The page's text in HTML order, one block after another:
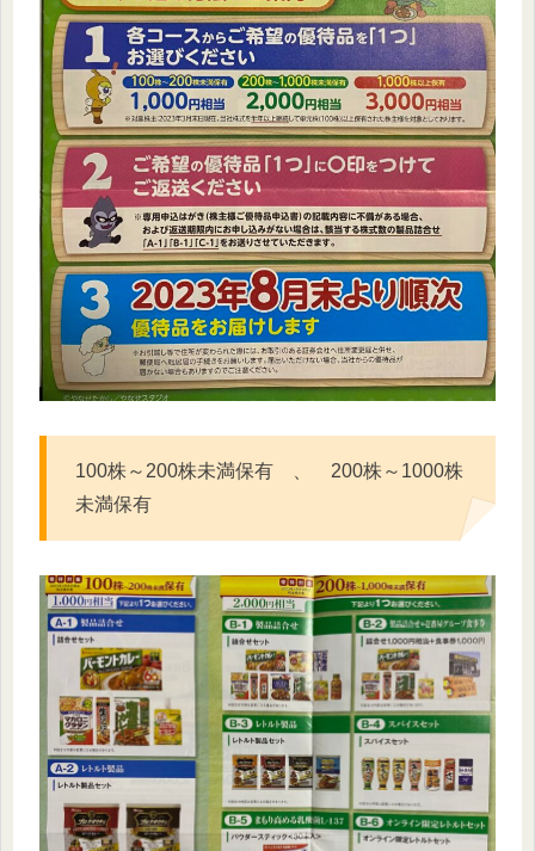
100株～200株未満保有 、 200株～1000株
未満保有